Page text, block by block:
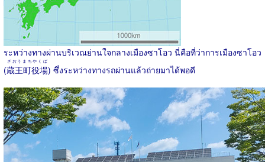
ระหว่างทางผ่านบริเวณย่านใจกลางเมืองซาโอว นี่คือที่ว่าการเมืองซาโอว
(蔵王町役場
ざおうまちやくば
) ซึ่งระหว่างทางรถผ่านแล้วถ่ายมาได้พอดี